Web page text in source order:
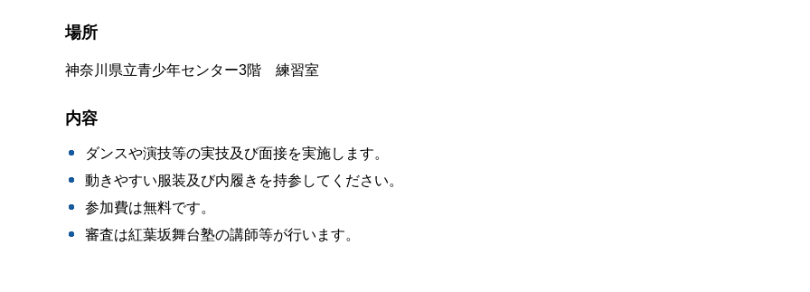
場所
神奈川県立青少年センター3階 練習室
内容
ダンスや演技等の実技及び面接を実施します。
動きやすい服装及び内履きを持参してください。
参加費は無料です。
審査は紅葉坂舞台塾の講師等が行います。